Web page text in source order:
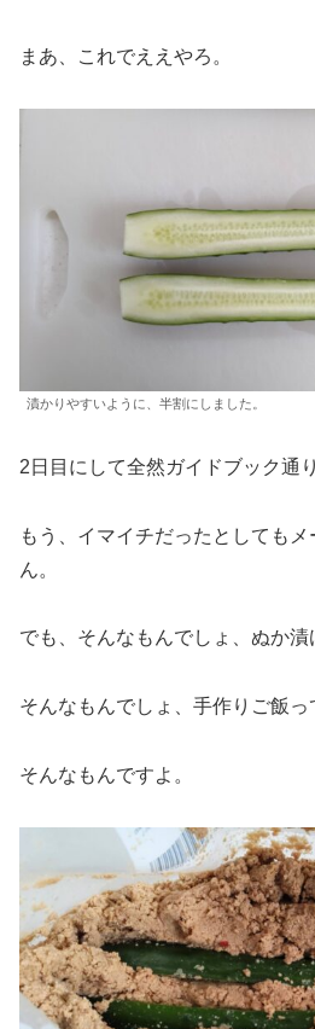
まあ、これでええやろ。
漬かりやすいように、半割にしました。
2日目にして全然ガイドブック通
もう、イマイチだったとしても
ん。
でも、そんなもんでしょ、ぬか漬
そんなもんでしょ、手作りご飯っ
そんなもんですよ。